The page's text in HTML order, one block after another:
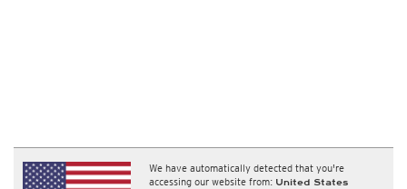
We have automatically detected that you're
accessing our website from: United States